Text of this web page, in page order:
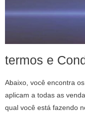
termos e
Abaixo, você encontra
aplicam a todas as
qual você está fazendo